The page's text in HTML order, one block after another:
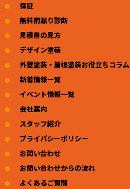
保証
無料雨漏り診断
見積書の見方
デザイン塗装
外壁塗装・屋根塗装お役立ちコラム
新着情報一覧
イベント情報一覧
会社案内
スタッフ紹介
プライバシーポリシー
お問い合わせ
お問い合わせからの流れ
よくあるご質問